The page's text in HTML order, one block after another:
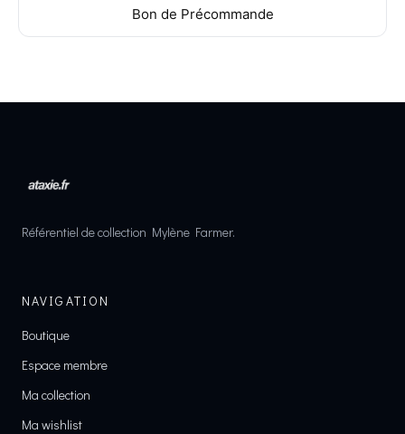
Bon de Précommande
Référentiel de collection Mylène Farmer.
NAVIGATION
Boutique
Espace membre
Ma collection
Ma wishlist